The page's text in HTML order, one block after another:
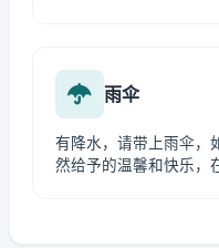
雨伞
有降水，请带上雨伞，
然给予的温馨和快乐，